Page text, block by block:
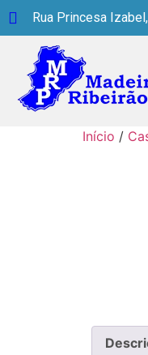
Rua Princesa
Início /